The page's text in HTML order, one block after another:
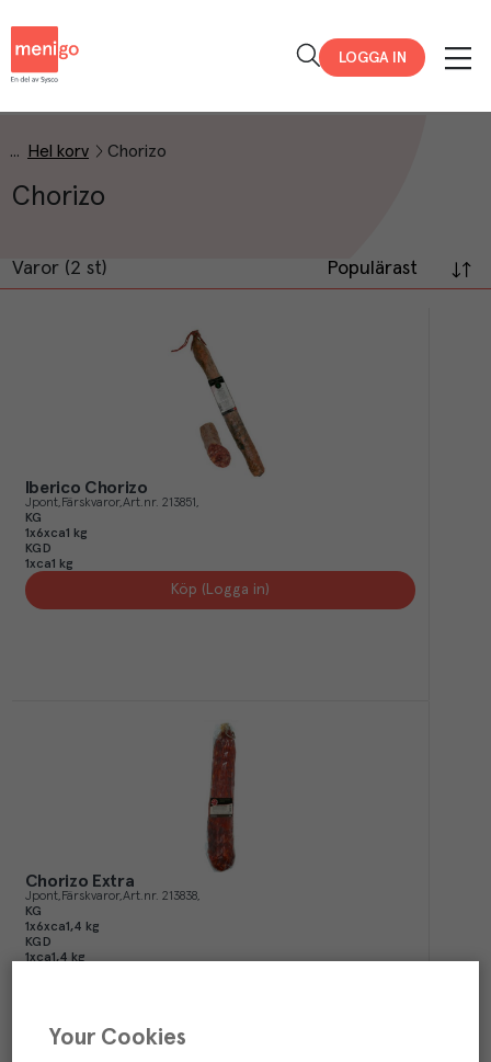
LOGGA IN
Hel korv Chorizo
Chorizo
Varor (2 st) Populärast
Iberico Chorizo
Jpont Färskvaror Art.nr. 213851
KG
1x6xca1 kg
KGD
1xca1 kg
Köp (Logga in)
Chorizo Extra
Jpont Färskvaror Art.nr. 213838
KG
1x6xca1,4 kg
KGD
1xca1,4 kg
Your Cookies